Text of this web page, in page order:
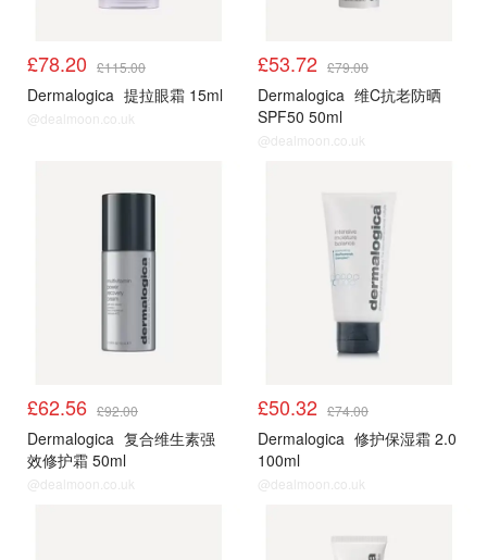
£78.20 £115.00
Dermalogica 提拉眼霜 15ml
@dealmoon.co.uk
£53.72 £79.00
Dermalogica 维C抗老防晒
SPF50 50ml
@dealmoon.co.uk
£62.56 £92.00
Dermalogica 复合维生素强
效修护霜 50ml
@dealmoon.co.uk
£50.32 £74.00
Dermalogica 修护保湿霜 2.0
100ml
@dealmoon.co.uk